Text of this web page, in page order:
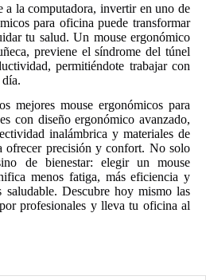
a la computadora, invertir en uno de
para oficina puede transformar
tu salud. Un mouse ergonómico
previene el síndrome del túnel
permitiéndote trabajar con
mejores mouse ergonómicos para
con diseño ergonómico avanzado,
inalámbrica y materiales de
ofrecer precisión y confort. No solo
de bienestar: elegir un mouse
menos fatiga, más eficiencia y
saludable. Descubre hoy mismo las
profesionales y lleva tu oficina al